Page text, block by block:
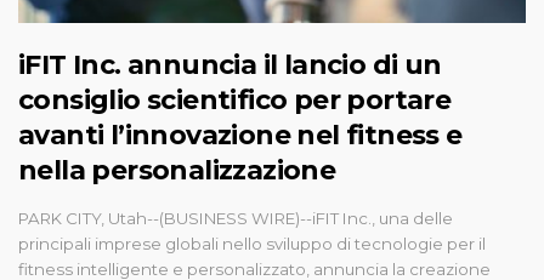
iFIT Inc. annuncia il lancio di un
consiglio scientifico per portare
avanti l’innovazione nel fitness e
nella personalizzazione
PARK CITY, Utah--(BUSINESS WIRE)--iFIT Inc., una delle
principali imprese globali nello sviluppo di tecnologie per il
fitness intelligente e personalizzato, annuncia la creazione